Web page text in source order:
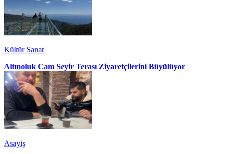
Kültür Sanat
Altınoluk Cam Seyir Terası Ziyaretçilerini Büyülüyor
Asayiş